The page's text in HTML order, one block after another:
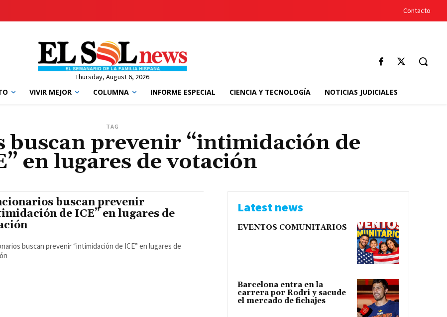
Contacto
Thursday, August 6, 2026
VIVIR MEJOR COLUMNA INFORME ESPECIAL CIENCIA Y TECNOLOGÍA NOTICIAS JUDICIALES
TAG
buscan prevenir “intimidación de
en lugares de votación
buscan prevenir
de ICE” en lugares de
buscan prevenir “intimidación de ICE” en lugares de
Latest news
EVENTOS COMUNITARIOS
Barcelona entra en la
carrera por Rodri y sacude
el mercado de fichajes